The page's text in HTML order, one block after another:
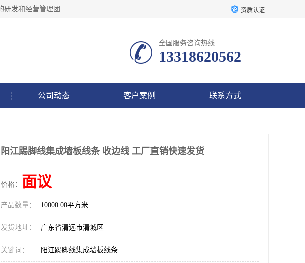
清远市鑫叶新型装饰材料有限公司批量供应：集成墙板等产品，清远市鑫叶新型装饰材料有限公司拥有完善的研发和经营管理团队，取得有70多项证书。不断让研发科技成果惠及全人类，用新材料保护自然资源，让人类生活居住健康与自然发展相和谐。全国统一热线电话：*。 资质认证
全国服务咨询热线:
13318620562
公司动态 客户案例 联系方式
阳江踢脚线集成墙板线条 收边线 工厂直销快速发货
价格： 面议
产品数量： 10000.00平方米
发货地址： 广东省清远市清城区
关键词： 阳江踢脚线集成墙板线条